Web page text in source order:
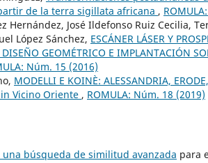
de la terra sigillata africana ,
Hernández, José Ildefonso Ruiz Cecilia,
López Sánchez, ESCÁNER LÁSER Y
GEOMÉTRICO E IMPLANTACIÓN
Núm. 15 (2016)
MODELLI E KOINÈ: ALESSANDRIA,
Vicino Oriente , ROMULA: Núm. 18 (2019)
búsqueda de similitud avanzada para